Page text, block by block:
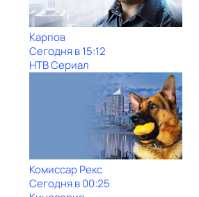
Карпов
Сегодня в 15:12
НТВ Сериал
Комиссар Рекс
Сегодня в 00:25